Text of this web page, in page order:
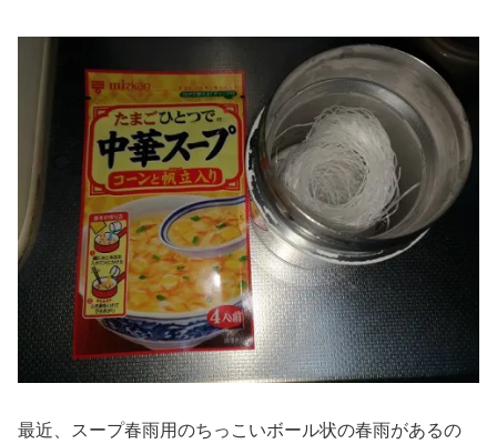
最近、スープ春雨用のちっこいボール状の春雨があるの